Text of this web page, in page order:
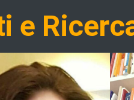
e